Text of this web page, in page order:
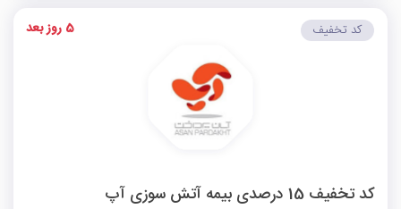
کد تخفیف 15 درصدی بیمه آتش سوزی آپ
کد تخفیف 5 روز بعد